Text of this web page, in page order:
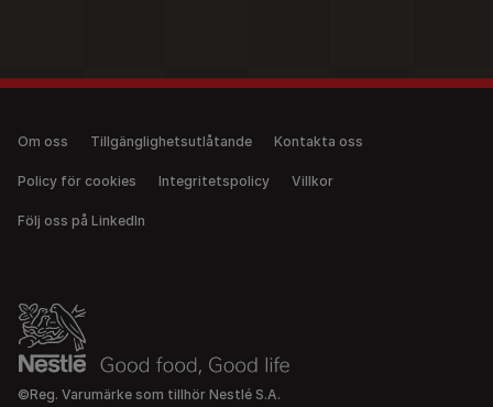
©Reg. Varumärke som tillhör Nestlé S.A.
Legal (anonymous)
Om oss Tillgänglighetsutlåtande Kontakta oss
Policy för cookies Integritetspolicy Villkor
Följ oss på LinkedIn